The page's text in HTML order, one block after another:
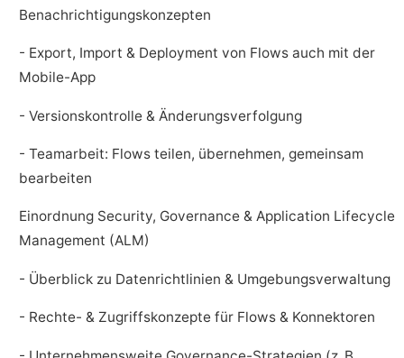
Benachrichtigungskonzepten
- Export, Import & Deployment von Flows auch mit der
Mobile-App
- Versionskontrolle & Änderungsverfolgung
- Teamarbeit: Flows teilen, übernehmen, gemeinsam
bearbeiten
Einordnung Security, Governance & Application Lifecycle
Management (ALM)
- Überblick zu Datenrichtlinien & Umgebungsverwaltung
- Rechte- & Zugriffskonzepte für Flows & Konnektoren